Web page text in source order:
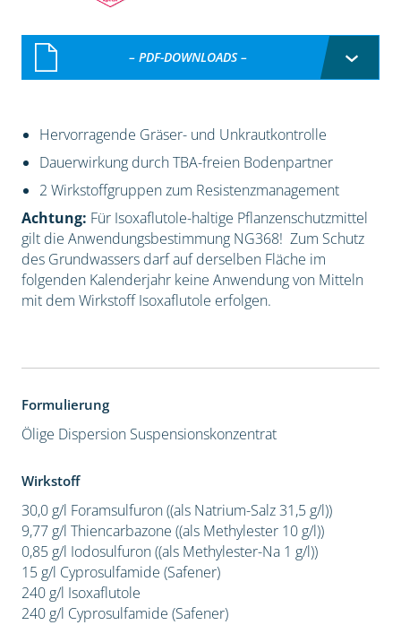
– PDF-DOWNLOADS –
Hervorragende Gräser- und Unkrautkontrolle
Dauerwirkung durch TBA-freien Bodenpartner
2 Wirkstoffgruppen zum Resistenzmanagement
Achtung: Für Isoxaflutole-haltige Pflanzenschutzmittel
gilt die Anwendungsbestimmung NG368! Zum Schutz
des Grundwassers darf auf derselben Fläche im
folgenden Kalenderjahr keine Anwendung von Mitteln
mit dem Wirkstoff Isoxaflutole erfolgen.
Formulierung
Ölige Dispersion Suspensionskonzentrat
Wirkstoff
30,0 g/l Foramsulfuron ((als Natrium-Salz 31,5 g/l))
9,77 g/l Thiencarbazone ((als Methylester 10 g/l))
0,85 g/l Iodosulfuron ((als Methylester-Na 1 g/l))
15 g/l Cyprosulfamide (Safener)
240 g/l Isoxaflutole
240 g/l Cyprosulfamide (Safener)